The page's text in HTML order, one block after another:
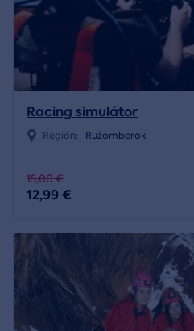
Racing simulátor
Región: Ružomberok
15,00 €
12,99 €